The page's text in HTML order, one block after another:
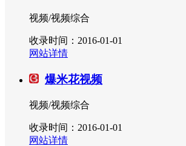
视频/视频综合
收录时间：2016-01-01
网站详情
爆米花视频
视频/视频综合
收录时间：2016-01-01
网站详情